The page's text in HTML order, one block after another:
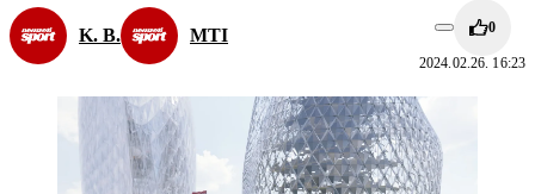
K. B. MTI 0
2024.02.26. 16:23